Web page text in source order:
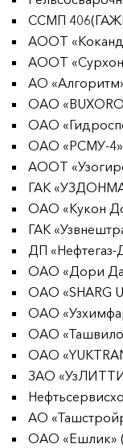
ССМП
АООТ
АООТ
АО
ОАО «BUXORO
ОАО
ОАО «РСМУ-4»
АООТ
ГАК
ОАО «Кукон
ГАК
ДП «Нефтегаз-
ОАО «Дори
ОАО «SHARG
ОАО
ОАО
ОАО
ЗАО
АО
ОАО «Ешлик»